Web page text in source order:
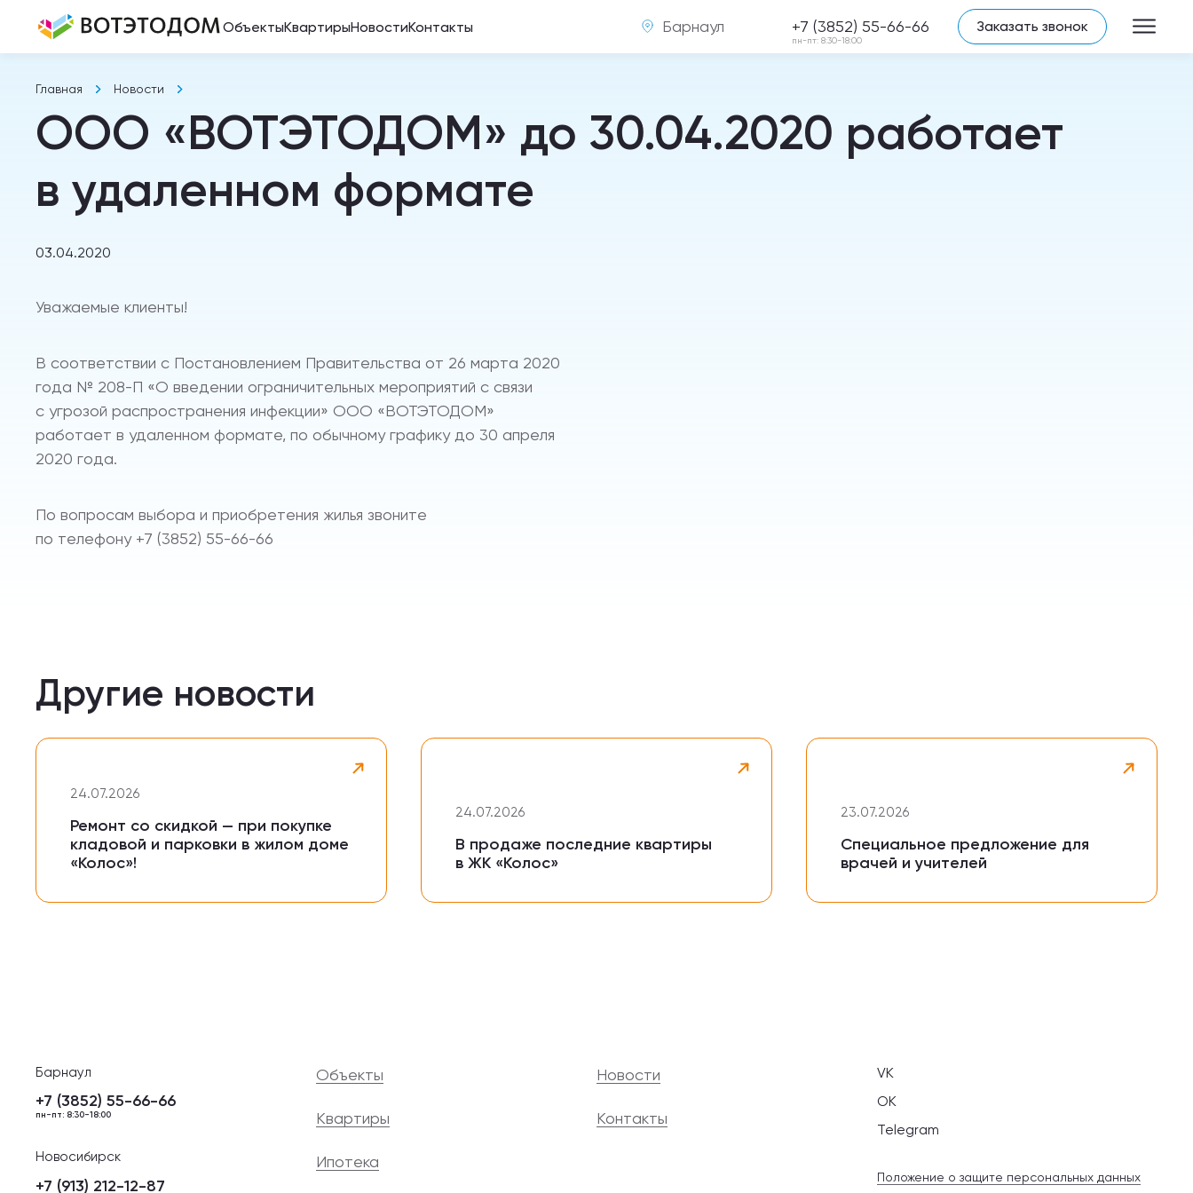
ОбъектыКвартирыНовостиКонтакты Барнаул +7 (3852) 55-66-66
пн-пт: 8:30-18:00
Заказать звонок
Главная Новости
ООО «ВОТЭТОДОМ» до 30.04.2020 работает
в удаленном формате
03.04.2020
Уважаемые клиенты!
В соответствии с Постановлением Правительства от 26 марта 2020
года № 208-П «О введении ограничительных мероприятий с связи
с угрозой распространения инфекции» ООО «ВОТЭТОДОМ»
работает в удаленном формате, по обычному графику до 30 апреля
2020 года.
По вопросам выбора и приобретения жилья звоните
по телефону +7 (3852) 55-66-66
Другие новости
24.07.2026
Ремонт со скидкой — при покупке
кладовой и парковки в жилом доме
«Колос»!
24.07.2026
В продаже последние квартиры
в ЖК «Колос»
23.07.2026
Специальное предложение для
врачей и учителей
Барнаул
+7 (3852) 55-66-66
пн-пт: 8:30-18:00
Новосибирск
+7 (913) 212-12-87
Объекты
Квартиры
Ипотека
Новости
Контакты
VK
OK
Telegram
Положение о защите персональных данных